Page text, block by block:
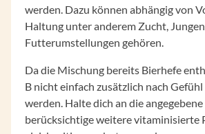
werden. Dazu können abhängig von
Haltung unter anderem Zucht,
Futterumstellungen gehören.
Da die Mischung bereits Bierhefe
B nicht einfach zusätzlich nach
werden. Halte dich an die
berücksichtige weitere vitaminisierte